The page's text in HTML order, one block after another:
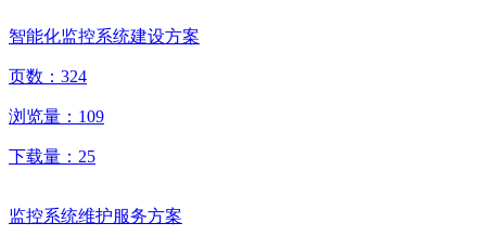
智能化监控系统建设方案
页数： 324
浏览量： 109
下载量： 25
监控系统维护服务方案